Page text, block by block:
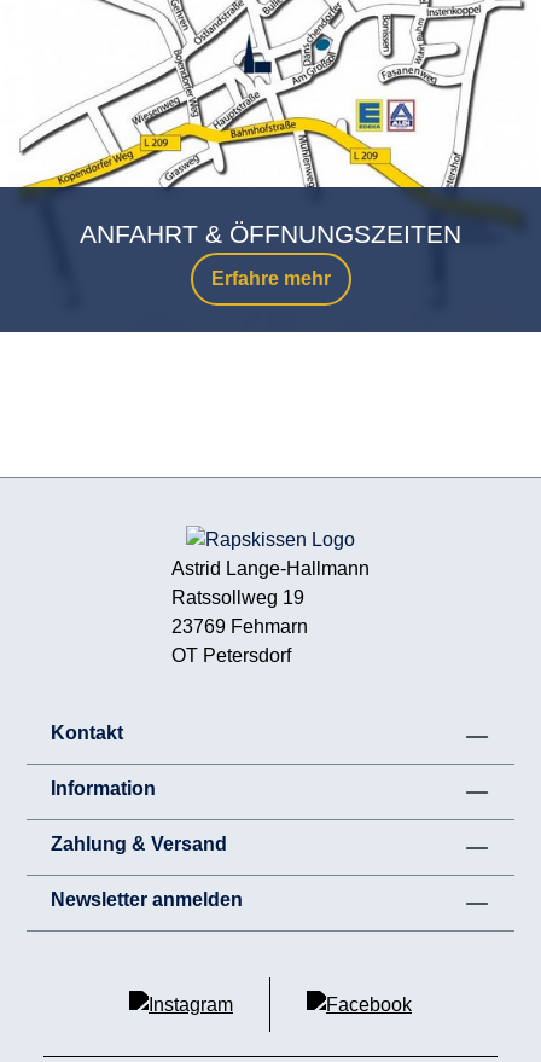
Erfahre mehr
ANFAHRT & ÖFFNUNGSZEITEN
Astrid Lange-Hallmann
Ratssollweg 19
23769 Fehmarn
OT Petersdorf
Kontakt
Information
Zahlung & Versand
Newsletter anmelden